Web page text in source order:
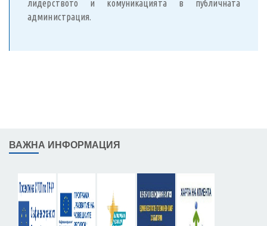
лидерството и комуникацията в публичната
администрация.
ВАЖНА ИНФОРМАЦИЯ